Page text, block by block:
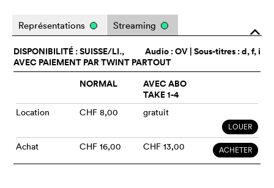
o
Représentations Streaming
Audio :OV | Sous-titres : d, f, i
DISPONIBILITÉ : SUISSE/LI.,
AVEC PAIEMENT PAR TWINT PARTOUT
NORMAL
AVEC ABO
TAKE 1-4
Location CHF 8,00 gratuit
LOUER
Achat CHF 16,00 CHF 13,00 ACHETER